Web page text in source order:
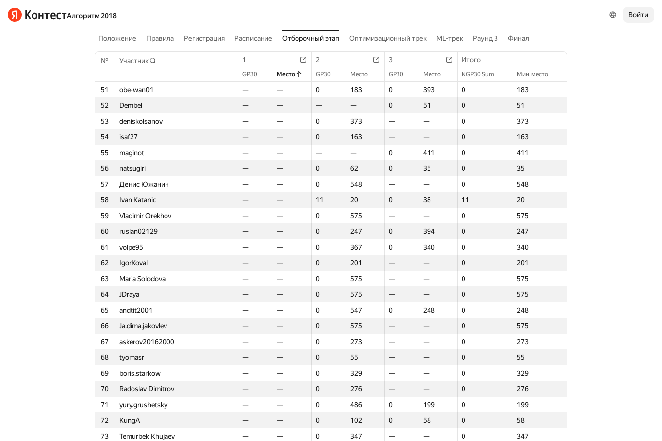
Алгоритм 2018 Войти
Положение Правила Регистрация Расписание Отборочный этап Оптимизационный трек ML-трек Раунд 3 Финал
№ Участник 1 2 3 Итого
GP30 Место GP30 Место GP30 Место NGP30 Sum Мин. место
51 obe-wan01 — — 0 183 0 393 0
183
52
Dembel — — — — 0 51 0
51
53
deniskolsanov — — 0 373 — — 0
373
54
isaf27 — — 0 163 — — 0
163
55
maginot — — — — 0 411 0
411
56
natsugiri — — 0 62 0 35 0
35
57
Денис Южанин — — 0 548 — — 0
548
58
Ivan Katanic — — 11 20 0 38 11
20
59
Vladimir Orekhov — — 0 575 — — 0
575
60
ruslan02129 — — 0 247 0 394 0
247
61
volpe95 — — 0 367 0 340 0
340
62
IgorKoval — — 0 201 — — 0
201
63
Maria Solodova — — 0 575 — — 0
575
64
JDraya — — 0 575 — — 0
575
65
andtit2001 — — 0 547 0 248 0
248
66
Ja.dima.jakovlev — — 0 575 — — 0
575
67
askerov20162000 — — 0 273 — — 0
273
68
tyomasr — — 0 55 — — 0
55
69
boris.starkow — — 0 329 — — 0
329
70
Radoslav Dimitrov — — 0 276 — — 0
276
71
yury.grushetsky — — 0 486 0 199 0
199
72
KungA — — 0 102 0 58 0
58
73
Temurbek Khujaev — — 0 347 — — 0
347
Участник 2 3 Итого
GP30 Место NGP30 Sum Мин. место